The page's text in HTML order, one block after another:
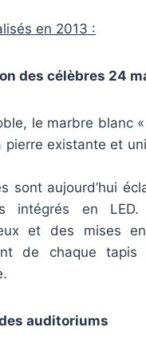
en 2013 :
des célèbres 24
le marbre blanc
pierre existante et
sont aujourd’hui
intégrés en
et des mises
de chaque tapis
auditoriums